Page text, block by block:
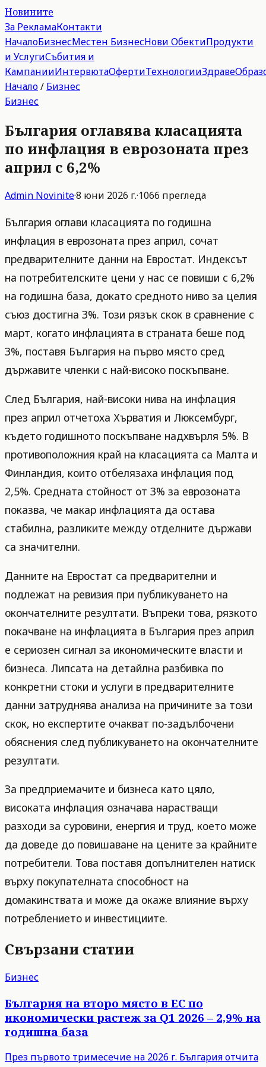
Новините
За РекламаКонтакти
НачалоБизнесМестен БизнесНови ОбектиПродукти
и УслугиСъбития и
КампанииИнтервютаОфертиТехнологииЗдраве
Начало/ Бизнес
Бизнес
България оглавява класацията
по инфлация в еврозоната през
април с 6,2%
Admin Novinite·8 юни 2026 г.·1066 прегледа
България оглави класацията по годишна
инфлация в еврозоната през април, сочат
предварителните данни на Евростат. Индексът
на потребителските цени у нас се повиши с 6,2%
на годишна база, докато средното ниво за целия
съюз достигна 3%. Този рязък скок в сравнение с
март, когато инфлацията в страната беше под
3%, поставя България на първо място сред
държавите членки с най-високо поскъпване.
След България, най-високи нива на инфлация
през април отчетоха Хърватия и Люксембург,
където годишното поскъпване надхвърля 5%. В
противоположния край на класацията са Малта и
Финландия, които отбелязаха инфлация под
2,5%. Средната стойност от 3% за еврозоната
показва, че макар инфлацията да остава
стабилна, разликите между отделните държави
са значителни.
Данните на Евростат са предварителни и
подлежат на ревизия при публикуването на
окончателните резултати. Въпреки това, рязкото
покачване на инфлацията в България през април
е сериозен сигнал за икономическите власти и
бизнеса. Липсата на детайлна разбивка по
конкретни стоки и услуги в предварителните
данни затруднява анализа на причините за този
скок, но експертите очакват по-задълбочени
обяснения след публикуването на окончателните
резултати.
За предприемачите и бизнеса като цяло,
високата инфлация означава нарастващи
разходи за суровини, енергия и труд, което може
да доведе до повишаване на цените за крайните
потребители. Това поставя допълнителен натиск
върху покупателната способност на
домакинствата и може да окаже влияние върху
потреблението и инвестициите.
Свързани статии
Бизнес
България на второ място в ЕС по
икономически растеж за Q1 2026 – 2,9% на
годишна база
През първото тримесечие на 2026 г. България отчита